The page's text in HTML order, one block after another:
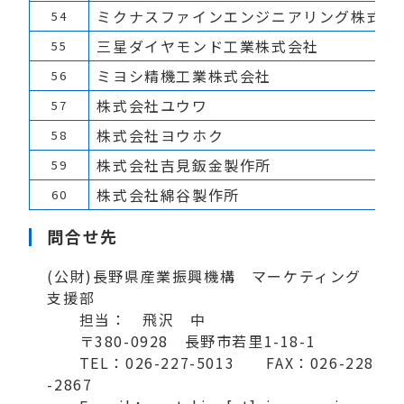
54 ミクナスファインエンジニアリング株式会
55 三星ダイヤモンド工業株式会社
56 ミヨシ精機工業株式会社
57 株式会社ユウワ
58 株式会社ヨウホク
59 株式会社吉見鈑金製作所
60 株式会社綿谷製作所
問合せ先
(公財)長野県産業振興機構 マーケティング
支援部
担当： 飛沢 中
〒380-0928 長野市若里1-18-1
TEL：026-227-5013 FAX：026-228
-2867